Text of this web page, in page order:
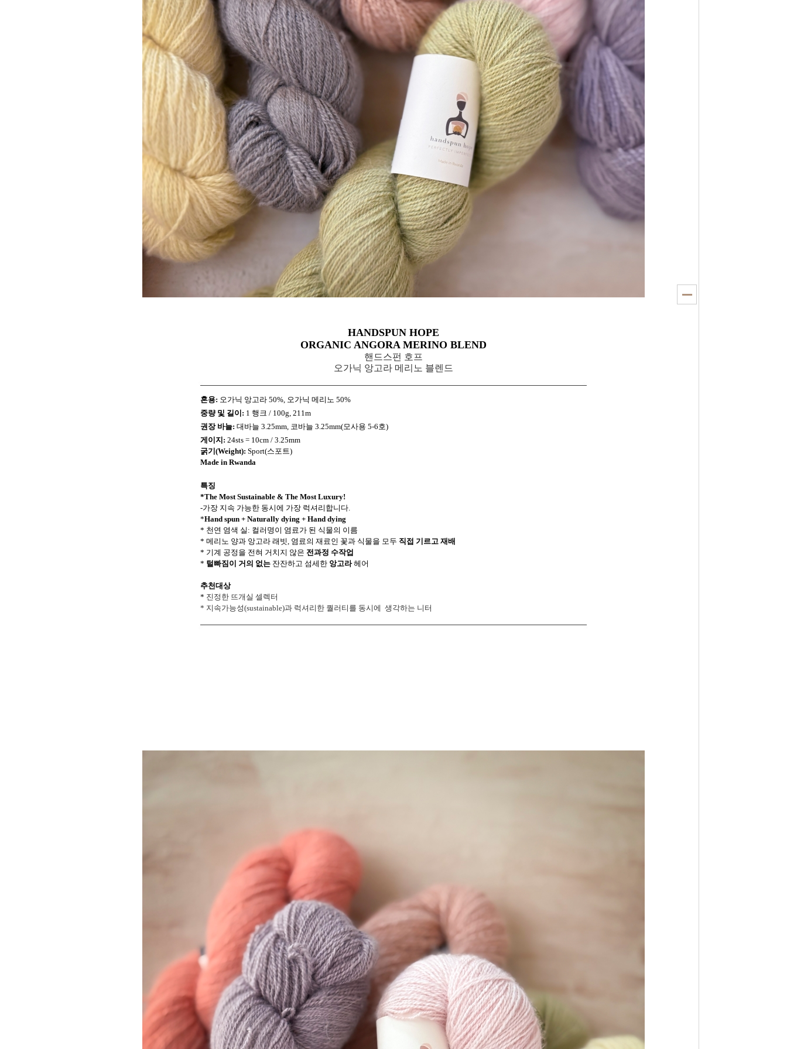
HANDSPUN HOPE
ORGANIC ANGORA MERINO BLEND
핸드스펀 호프
오가닉 앙고라 메리노 블렌드
혼용: 오가닉 앙고라 50%, 오가닉 메리노 50%
중량 및 길이: 1 행크 / 100g, 211m
권장 바늘: 대바늘 3.25mm, 코바늘 3.25mm(모사용 5-6호)
게이지: 24sts = 10cm / 3.25mm
굵기(Weight): Sport(스포트)
Made in Rwanda
특징
*The Most Sustainable & The Most Luxury!
-가장 지속 가능한 동시에 가장 럭셔리합니다.
*Hand spun + Naturally dying + Hand dying
* 천연 염색 실: 컬러명이 염료가 된 식물의 이름
* 메리노 양과 앙고라 래빗, 염료의 재료인 꽃과 식물을 모두 직접 기르고 재배
* 기계 공정을 전혀 거치지 않은 전과정 수작업
* 털빠짐이 거의 없는 잔잔하고 섬세한 앙고라헤어
추천대상
* 진정한 뜨개실 셀렉터
* 지속가능성(sustainable)과 럭셔리한 퀄러티를 동시에 생각하는 니터